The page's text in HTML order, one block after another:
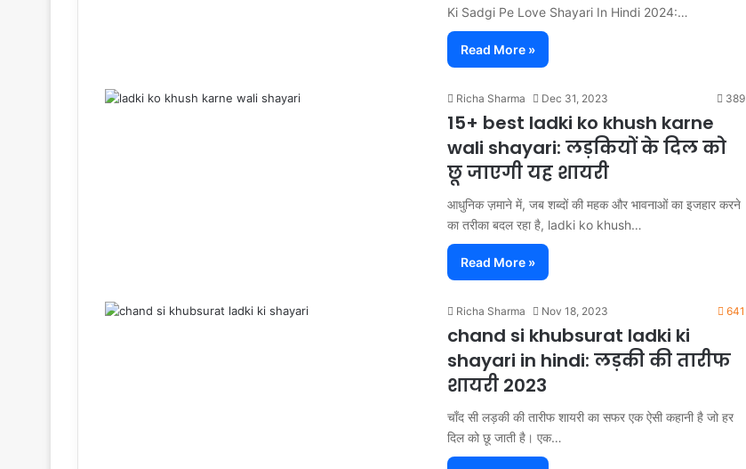
Ki Sadgi Pe Love Shayari In Hindi 2024:…
Read More »
Richa Sharma Dec 31, 2023 389
15+ best ladki ko khush karne
wali shayari: लड़कियों के दिल को
छू जाएगी यह शायरी
आधुनिक ज़माने में, जब शब्दों की महक और भावनाओं का इजहार करने
का तरीका बदल रहा है, ladki ko khush…
Read More »
Richa Sharma Nov 18, 2023 641
chand si khubsurat ladki ki
shayari in hindi: लड़की की तारीफ
शायरी 2023
चाँद सी लड़की की तारीफ शायरी का सफर एक ऐसी कहानी है जो हर
दिल को छू जाती है। एक…